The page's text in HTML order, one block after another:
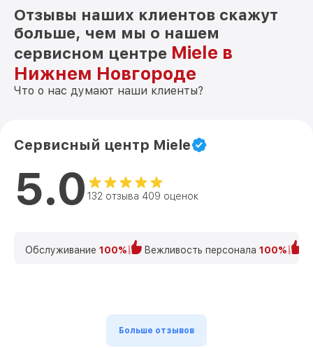
Отзывы наших клиентов скажут
больше, чем мы о нашем
сервисном центре Miele в
Нижнем Новгороде
Что о нас думают наши клиенты?
Сервисный центр Miele
5.0 132 отзыва 409 оценок
Обслуживание 100% Вежливость персонала 100%
Больше отзывов